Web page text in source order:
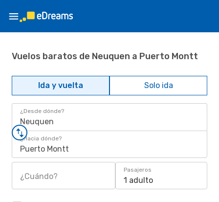
Vuelos baratos de Neuquen a Puerto Montt
Ida y vuelta Solo ida
¿Desde dónde?
Neuquen
¿Hacia dónde?
Puerto Montt
¿Cuándo?
Pasajeros
1 adulto